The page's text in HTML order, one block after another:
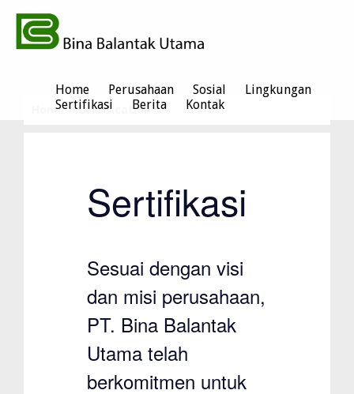
Home Perusahaan Sosial
Lingkungan
Sertifikasi
Berita Kontak
Home>Certification
Sertifikasi
Sesuai dengan visi
dan misi perusahaan,
PT. Bina Balantak
Utama telah
berkomitmen untuk